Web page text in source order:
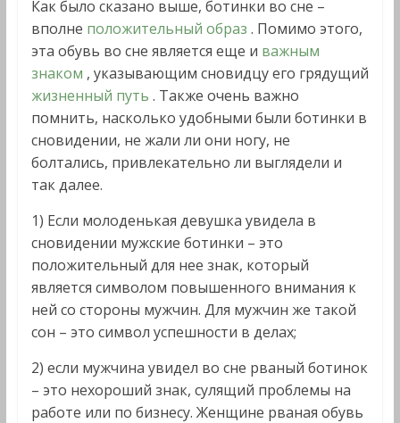
Как было сказано выше, ботинки во сне –
вполне положительный образ . Помимо этого,
эта обувь во сне является еще и важным
знаком , указывающим сновидцу его грядущий
жизненный путь . Также очень важно
помнить, насколько удобными были ботинки в
сновидении, не жали ли они ногу, не
болтались, привлекательно ли выглядели и
так далее.
1) Если молоденькая девушка увидела в
сновидении мужские ботинки – это
положительный для нее знак, который
является символом повышенного внимания к
ней со стороны мужчин. Для мужчин же такой
сон – это символ успешности в делах;
2) если мужчина увидел во сне рваный ботинок
– это нехороший знак, сулящий проблемы на
работе или по бизнесу. Женщине рваная обувь